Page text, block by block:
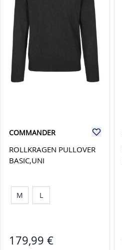
COMMANDER
ROLLKRAGEN PULLOVER
BASIC,UNI
M L
179,99 €